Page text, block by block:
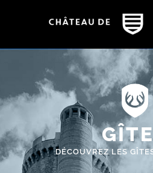
DÉCOUVREZ LES